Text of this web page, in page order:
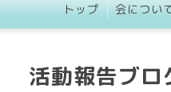
トップ 会につい
活動報告ブロ